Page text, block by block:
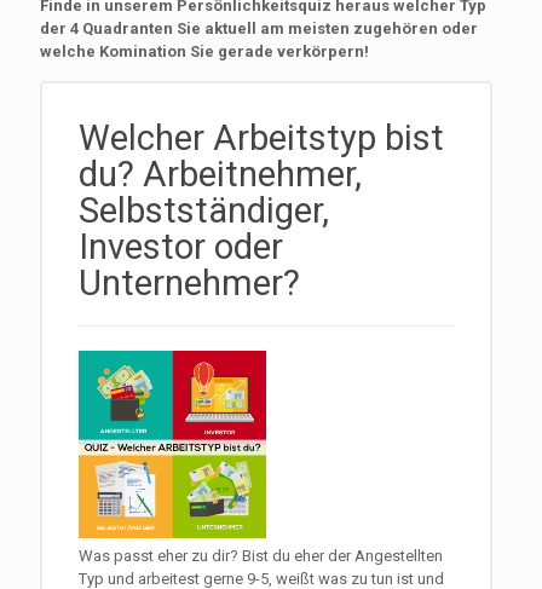
Finde in unserem Persönlichkeitsquiz heraus welcher Typ
der 4 Quadranten Sie aktuell am meisten zugehören oder
welche Komination Sie gerade verkörpern!
Welcher Arbeitstyp bist
du? Arbeitnehmer,
Selbstständiger,
Investor oder
Unternehmer?
Was passt eher zu dir? Bist du eher der Angestellten
Typ und arbeitest gerne 9-5, weißt was zu tun ist und